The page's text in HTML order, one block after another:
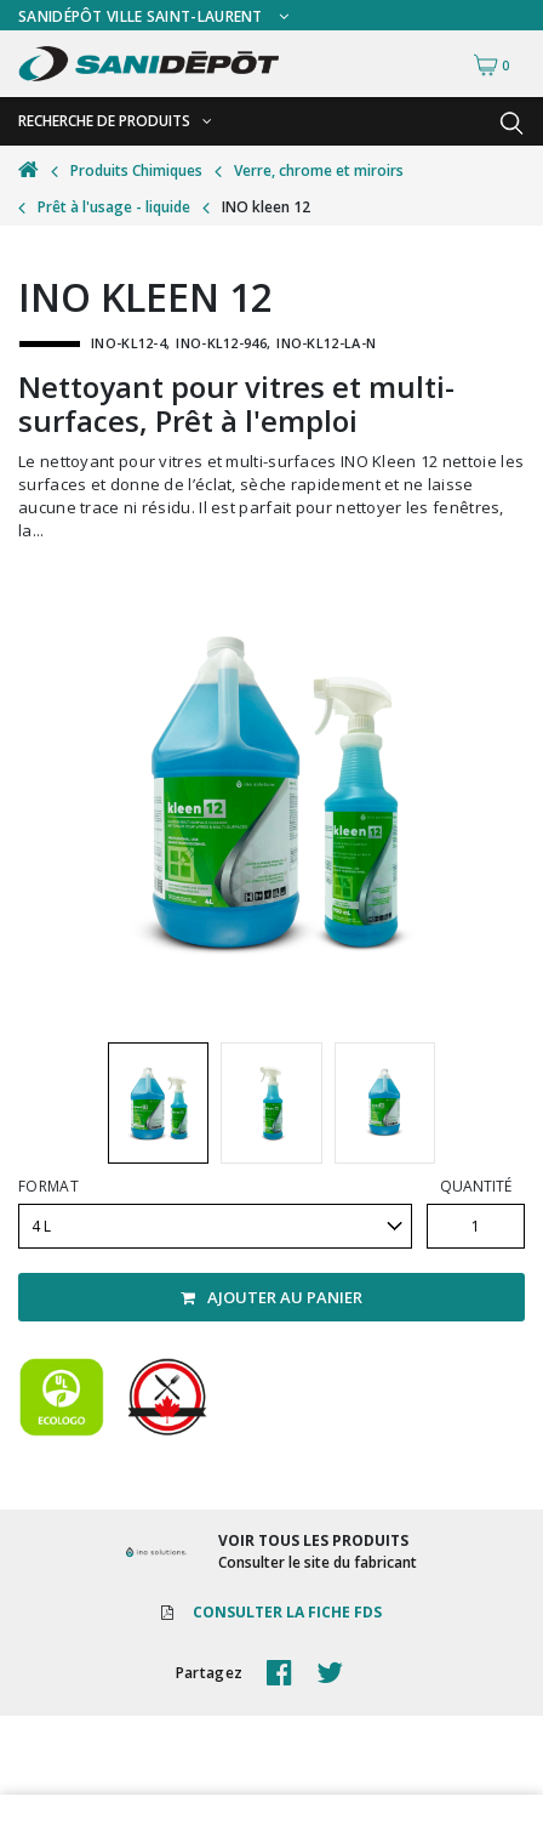
SANIDÉPÔT VILLE SAINT-LAURENT
0
RECHERCHE DE PRODUITS
RETOUR
Accessoires de sécurité
Accessoires pour le lavage de mur
Accessoires pour salles de bain
Alimentaire
Autres accessoires
Balais et porte-poussières
Bouteilles et vaporisateurs
Chariots et manutention
Distributrices et supports
Grattoirs, moutons et racloirs pour vitres/planchers
Guenilles et éponges
Hygiène personnelle
Microfibres et linges divers
Vadrouilles, manches et cadres
RETOUR
Gants
Plexiglas
Signalisations
Test de diagnostic
Thermomètre
Vêtements de sécurité
Produits Chimiques
Verre, chrome et miroirs
Prêt à l'usage - liquide
INO kleen 12
INO KLEEN 12
INO-KL12-4 INO-KL12-946 INO-KL12-LA-N
Nettoyant pour vitres et multi-
surfaces, Prêt à l'emploi
Le nettoyant pour vitres et multi-surfaces INO Kleen 12 nettoie les
surfaces et donne de l’éclat, sèche rapidement et ne laisse
aucune trace ni résidu. Il est parfait pour nettoyer les fenêtres,
la...
FORMAT QUANTITÉ
AJOUTER AU PANIER
VOIR TOUS LES PRODUITS
Consulter le site du fabricant
CONSULTER LA FICHE FDS
Partagez